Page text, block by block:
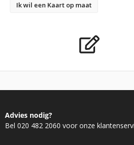
Ik wil een Kaart op maat
Advies nodig?
Bel 020 482 2060 voor onze